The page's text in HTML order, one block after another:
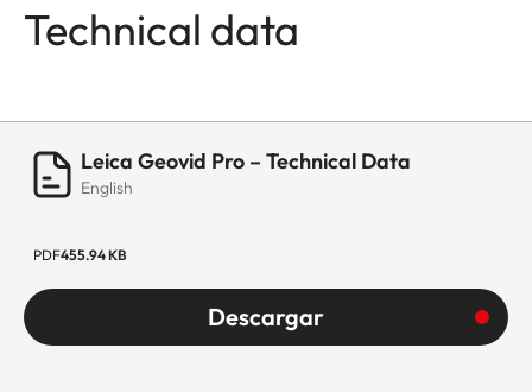
Technical data
Leica Geovid Pro – Technical Data
English
PDF455.94 KB
Descargar